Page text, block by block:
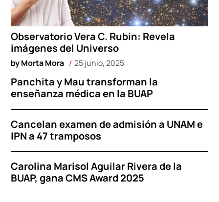
Observatorio Vera C. Rubin: Revela
imágenes del Universo
byMorta Mora 25 junio, 2025
Panchita y Mau transforman la
enseñanza médica en la BUAP
Cancelan examen de admisión a UNAM e
IPN a 47 tramposos
Carolina Marisol Aguilar Rivera de la
BUAP, gana CMS Award 2025